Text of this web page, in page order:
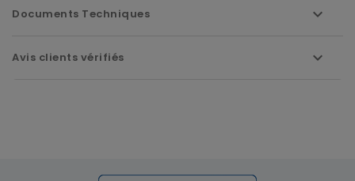
Documents Techniques
Avis clients vérifiés